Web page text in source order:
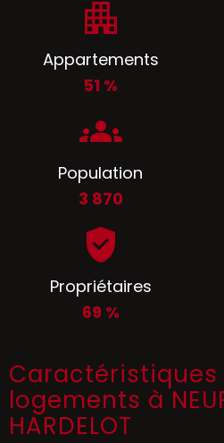
Appartements
51 %
Population
3 870
Propriétaires
69 %
Caractéristiques
logements à
HARDELOT